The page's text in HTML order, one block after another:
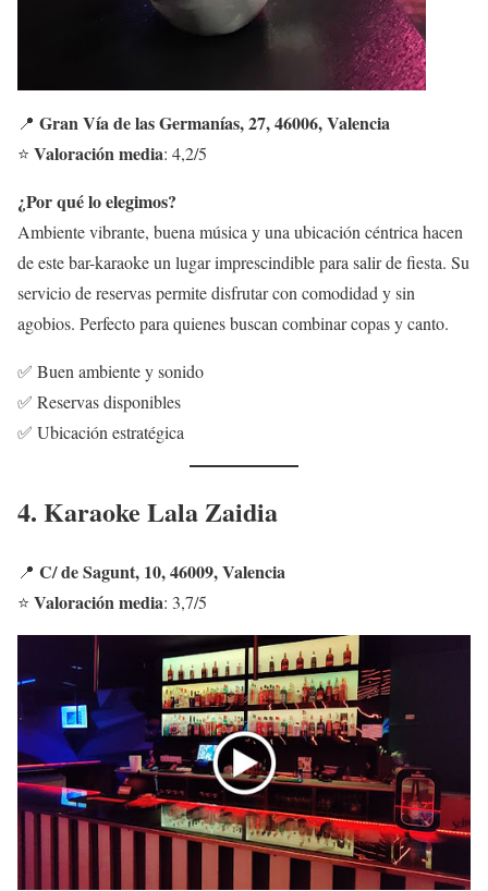
📍 Gran Vía de las Germanías, 27, 46006, Valencia
⭐ Valoración media: 4,2/5
¿Por qué lo elegimos?
Ambiente vibrante, buena música y una ubicación céntrica hacen
de este bar-karaoke un lugar imprescindible para salir de fiesta. Su
servicio de reservas permite disfrutar con comodidad y sin
agobios. Perfecto para quienes buscan combinar copas y canto.
✅ Buen ambiente y sonido
✅ Reservas disponibles
✅ Ubicación estratégica
4. Karaoke Lala Zaidia
📍 C/ de Sagunt, 10, 46009, Valencia
⭐ Valoración media: 3,7/5